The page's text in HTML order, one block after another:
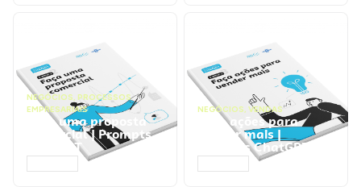
NEGÓCIOS, PROCESSOS
EMPRESARIAIS
Faça uma proposta
comercial | Prompts
ChatGPT
NEGÓCIOS, VENDAS
Faça ações para
vender mais |
Prompts ChatGPT